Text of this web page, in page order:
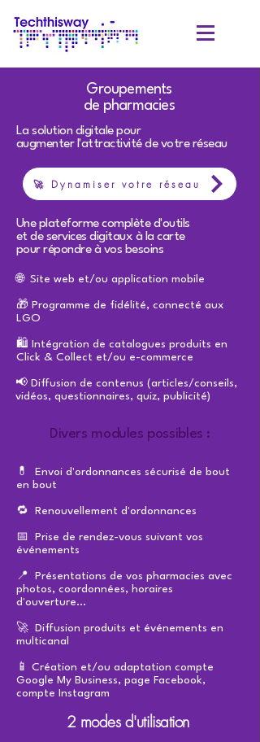
Groupements
de pharmacies
La solution digitale pour
augmenter l'attractivité de votre réseau
🚀 Dynamiser votre réseau
Une plateforme complète d'outils
et de services digitaux à la carte
pour répondre à vos besoins
🌐 Site web et/ou application mobile
🎁 Programme de fidélité, connecté aux
LGO
🛍️ Intégration de catalogues produits en
Click & Collect et/ou e-commerce
📢 Diffusion de contenus (articles/conseils,
vidéos, questionnaires, quiz, publicité)
Divers modules possibles :
💊 Envoi d'ordonnances sécurisé de bout
en bout
🔁 Renouvellement d'ordonnances
📅 Prise de rendez-vous suivant vos
événements
📍 Présentations de vos pharmacies avec
photos, coordonnées, horaires
d'ouverture...
🚀 Diffusion produits et événements en
multicanal
📱 Création et/ou adaptation compte
Google My Business, page Facebook,
compte Instagram
2 modes d'utilisation